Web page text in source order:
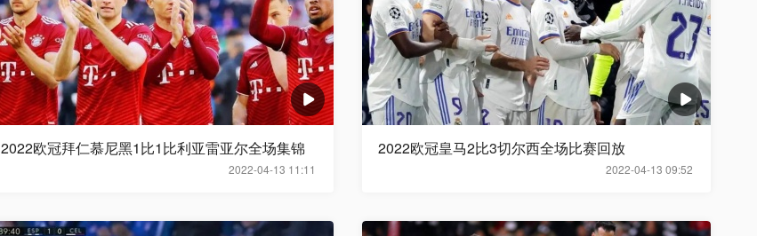
2022-04-13 11:11
2022欧冠拜仁慕尼黑1比1比利亚雷亚尔全场集锦
2022-04-13 09:52
2022欧冠皇马2比3切尔西全场比赛回放